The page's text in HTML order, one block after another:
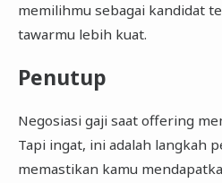
memilihmu sebagai kandidat
tawarmu lebih kuat.
Penutup
Negosiasi gaji saat offering
Tapi ingat, ini adalah langkah
memastikan kamu